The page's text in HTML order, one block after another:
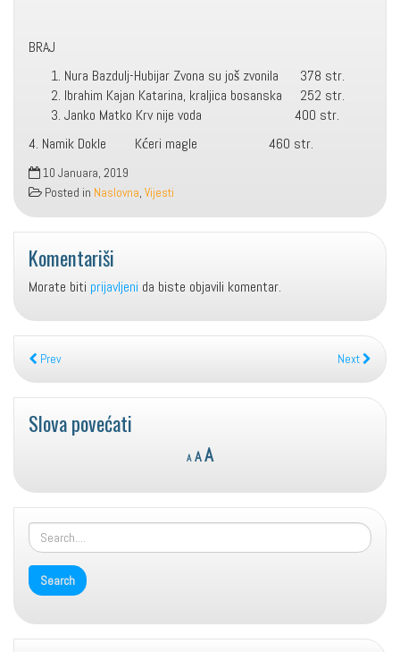
BRAJ
Nura Bazdulj-Hubijar Zvona su još zvonila 378 str.
Ibrahim Kajan Katarina, kraljica bosanska 252 str.
Janko Matko Krv nije voda 400 str.
4. Namik Dokle Kćeri magle 460 str.
10 Januara, 2019
Posted in Naslovna, Vijesti
Komentariši
Morate biti prijavljeni da biste objavili komentar.
Prev Next
Slova povećati
A
Decrease
font
A Reset
size.
AIncrease
size.